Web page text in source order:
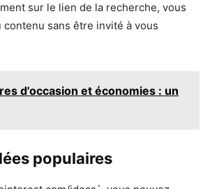
sur le lien de la recherche, vous
contenu sans être invité à vous
d'occasion et économies : un
populaires